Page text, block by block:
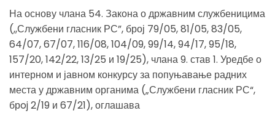
На основу члана 54. Закона о државним службеницима
(,,Службени гласник РС”, број 79/05, 81/05, 83/05,
64/07, 67/07, 116/08, 104/09, 99/14, 94/17, 95/18,
157/20, 142/22, 13/25 и 19/25), члана 9. став 1. Уредбе о
интерном и јавном конкурсу за попуњавање радних
места у државним органима („Службени гласник РС“,
брoj 2/19 и 67/21), оглашава